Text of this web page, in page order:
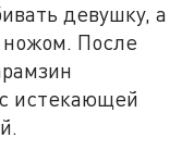
девушку, а
ножом. После
истекающей